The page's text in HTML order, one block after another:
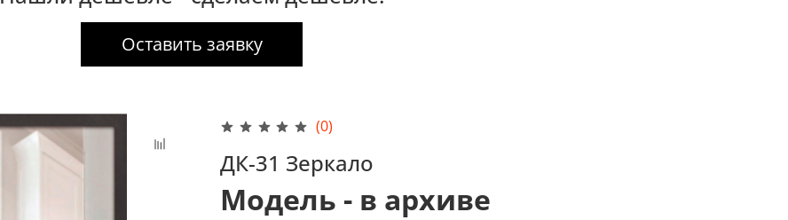
Оставить заявку
(0)
ДК-31 Зеркало
Модель - в архиве